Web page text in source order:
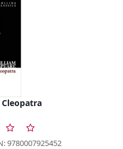
9780007925452